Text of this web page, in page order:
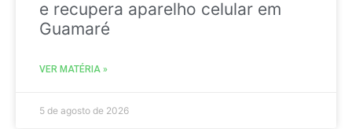
e recupera aparelho celular em
Guamaré
VER MATÉRIA »
5 de agosto de 2026